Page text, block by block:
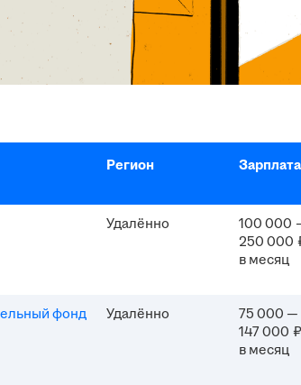
Регион Зарплата
Удалённо
100 000
250 000
в месяц
фонд
Удалённо
75 000 —
147 000 ₽
в месяц